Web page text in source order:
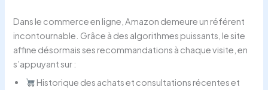
Dans le commerce en ligne, Amazon demeure un référent
incontournable. Grâce à des algorithmes puissants, le site
affine désormais ses recommandations à chaque visite, en
s’appuyant sur :
Historique des achats et consultations récentes et